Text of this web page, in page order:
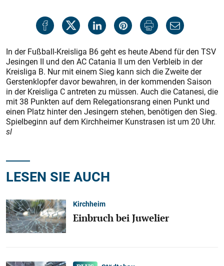
In der Fußball-Kreisliga B6 geht es heute Abend für den TSV
Jesingen II und den AC Catania II um den Verbleib in der
Kreisliga B. Nur mit einem Sieg kann sich die Zweite der
Gerstenklopfer davor bewahren, in der kommenden Saison
in der Kreisliga C antreten zu müssen. Auch die Catanesi, die
mit 38 Punkten auf dem Relegationsrang einen Punkt und
einen Platz hinter den Jesingern stehen, benötigen den Sieg.
Spielbeginn auf dem Kirchheimer Kunstrasen ist um 20 Uhr.
sl
LESEN SIE AUCH
Kirchheim
Einbruch bei Juwelier